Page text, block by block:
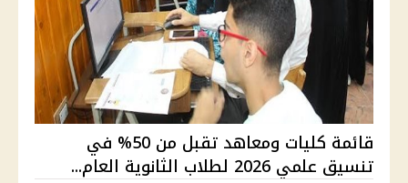
قائمة كليات ومعاهد تقبل من 50% في
تنسيق علمي 2026 لطلاب الثانوية العام...